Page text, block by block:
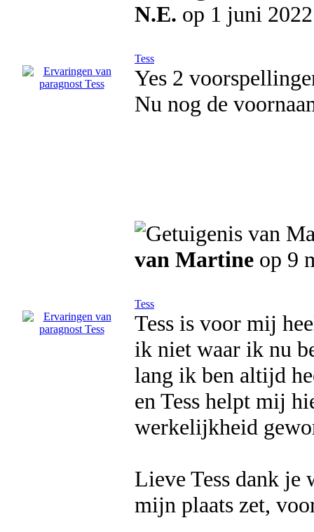
N.E. op 1 juni 2022
Tess
Yes 2
Nu nog de
van Martine op 9
Tess
Tess is voor mij
ik niet waar ik nu
lang ik ben altijd
en Tess helpt mij
werkelijkheid
Lieve Tess dank
mijn plaats zet,